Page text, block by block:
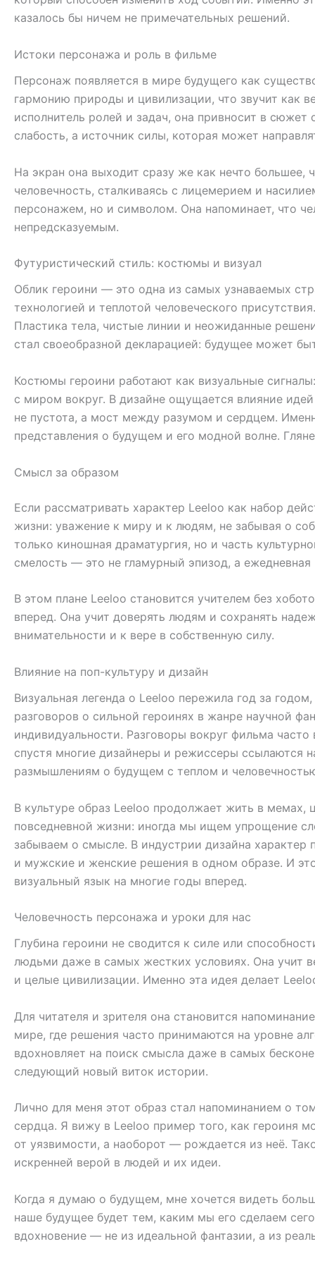
казалось бы ничем не примечательных решений.
Истоки персонажа и роль в фильме
Персонаж появляется в мире будущего как
гармонию природы и цивилизации, что звучит как
исполнитель ролей и задач, она привносит в
слабость, а источник силы, которая может
На экран она выходит сразу же как нечто большее,
человечность, сталкиваясь с лицемерием и
персонажем, но и символом. Она напоминает, что
непредсказуемым.
Футуристический стиль: костюмы и визуал
Облик героини — это одна из самых узнаваемых
технологией и теплотой человеческого
Пластика тела, чистые линии и неожиданные
стал своеобразной декларацией: будущее может
Костюмы героини работают как визуальные
с миром вокруг. В дизайне ощущается влияние
не пустота, а мост между разумом и сердцем.
представления о будущем и его модной волне.
Смысл за образом
Если рассматривать характер Leeloo как набор
жизни: уважение к миру и к людям, не забывая о
только киношная драматургия, но и часть
смелость — это не гламурный эпизод, а
В этом плане Leeloo становится учителем без
вперед. Она учит доверять людям и сохранять
внимательности и к вере в собственную силу.
Влияние на поп-культуру и дизайн
Визуальная легенда о Leeloo пережила год за
разговоров о сильной героинях в жанре научной
индивидуальности. Разговоры вокруг фильма
спустя многие дизайнеры и режиссеры ссылаются
размышлениям о будущем с теплом и
В культуре образ Leeloo продолжает жить в мемах,
повседневной жизни: иногда мы ищем упрощение
забываем о смысле. В индустрии дизайна
и мужские и женские решения в одном образе. И
визуальный язык на многие годы вперед.
Человечность персонажа и уроки для нас
Глубина героини не сводится к силе или
людьми даже в самых жестких условиях. Она учит
и целые цивилизации. Именно эта идея делает
Для читателя и зрителя она становится
мире, где решения часто принимаются на уровне
вдохновляет на поиск смысла даже в самых
следующий новый виток истории.
Лично для меня этот образ стал напоминанием о
сердца. Я вижу в Leeloo пример того, как героиня
от уязвимости, а наоборот — рождается из неё.
искренней верой в людей и их идеи.
Когда я думаю о будущем, мне хочется видеть
наше будущее будет тем, каким мы его сделаем
вдохновение — не из идеальной фантазии, а из